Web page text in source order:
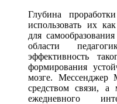
Глубина
использовать их
для
области
эффективность
формирования
мозге. Мессенджер
средством связи,
ежедневного